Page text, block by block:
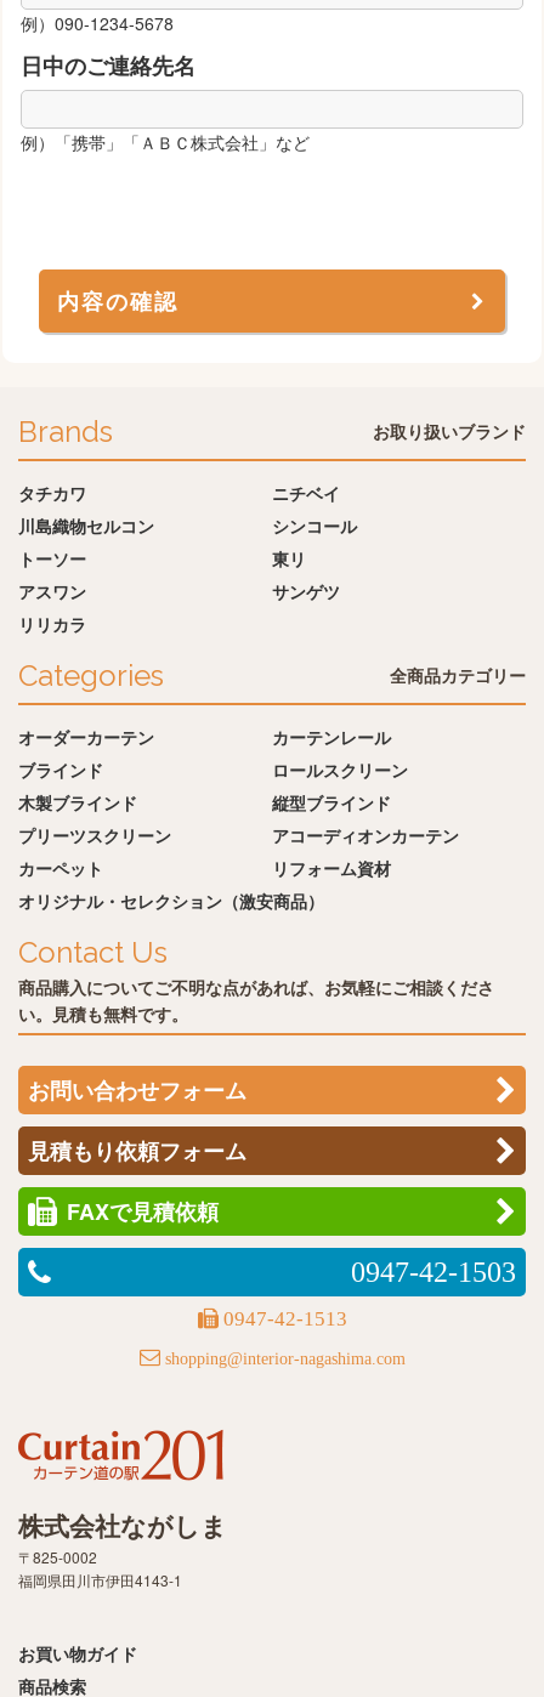
例）090-1234-5678
日中のご連絡先名
例）「携帯」「ＡＢＣ株式会社」など
内容の確認
Brands お取り扱いブランド
タチカワ
ニチベイ
川島織物セルコン
シンコール
トーソー
東リ
アスワン
サンゲツ
リリカラ
Categories 全商品カテゴリー
オーダーカーテン
カーテンレール
ブラインド
ロールスクリーン
木製ブラインド
縦型ブラインド
プリーツスクリーン
アコーディオンカーテン
カーペット
リフォーム資材
オリジナル・セレクション（激安商品）
Contact Us
商品購入についてご不明な点があれば、お気軽にご相談くださ
い。見積も無料です。
お問い合わせフォーム
見積もり依頼フォーム
FAXで見積依頼
0947-42-1503
0947-42-1513
shopping@interior-nagashima.com
株式会社ながしま
〒825-0002
福岡県田川市伊田4143-1
お買い物ガイド
商品検索